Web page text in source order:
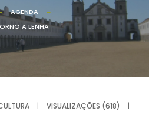
AGENDA
A LENHA
| VISUALIZAÇÕES (618)
|